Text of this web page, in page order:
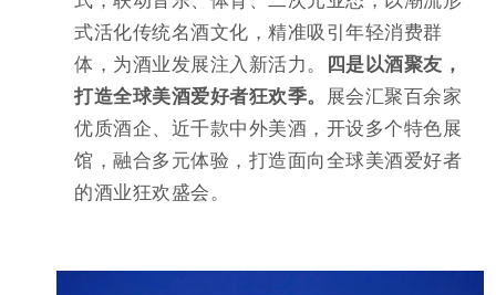
式活化传统名酒文化，精准吸引年轻消费群
体，为酒业发展注入新活力。
四是以酒聚友，
打造全球美酒爱好者狂欢季。
展会汇聚百余家
优质酒企、近千款中外美酒，开设多个特色展
馆，融合多元体验，打造面向全球美酒爱好者
的酒业狂欢盛会。